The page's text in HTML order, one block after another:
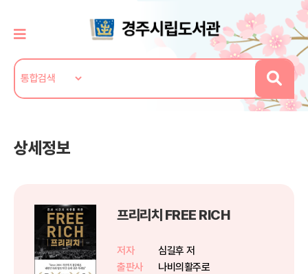
상세정보
프리리치 FREE RICH
저자
심길후 저
출판사
나비의활주로